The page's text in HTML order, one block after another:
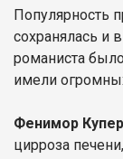
Популярность
сохранялась и
романиста
имели
Фенимор Купер
цирроза